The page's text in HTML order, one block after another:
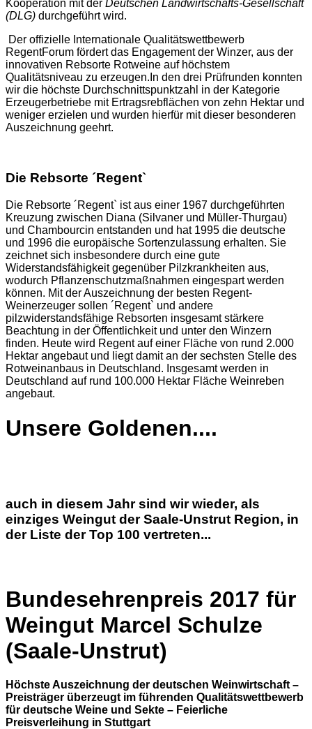
Kooperation mit der Deutschen Landwirtschafts-Gesellschaft
(DLG) durchgeführt wird.
Der offizielle Internationale Qualitätswettbewerb
RegentForum fördert das Engagement der Winzer, aus der
innovativen Rebsorte Rotweine auf höchstem
Qualitätsniveau zu erzeugen. In den drei Prüfrunden konnten
wir die höchste Durchschnittspunktzahl in der Kategorie
Erzeugerbetriebe mit Ertragsrebflächen von zehn Hektar und
weniger erzielen und wurden hierfür mit dieser besonderen
Auszeichnung geehrt.
Die Rebsorte ´Regent`
Die Rebsorte ´Regent` ist aus einer 1967 durchgeführten
Kreuzung zwischen Diana (Silvaner und Müller-Thurgau)
und Chambourcin entstanden und hat 1995 die deutsche
und 1996 die europäische Sortenzulassung erhalten. Sie
zeichnet sich insbesondere durch eine gute
Widerstandsfähigkeit gegenüber Pilzkrankheiten aus,
wodurch Pflanzenschutzmaßnahmen eingespart werden
können. Mit der Auszeichnung der besten Regent-
Weinerzeuger sollen ´Regent` und andere
pilzwiderstandsfähige Rebsorten insgesamt stärkere
Beachtung in der Öffentlichkeit und unter den Winzern
finden. Heute wird Regent auf einer Fläche von rund 2.000
Hektar angebaut und liegt damit an der sechsten Stelle des
Rotweinanbaus in Deutschland. Insgesamt werden in
Deutschland auf rund 100.000 Hektar Fläche Weinreben
angebaut.
Unsere Goldenen....
auch in diesem Jahr sind wir wieder, als
einziges Weingut der Saale-Unstrut Region, in
der Liste der Top 100 vertreten...
Bundesehrenpreis 2017 für
Weingut Marcel Schulze
(Saale-Unstrut)
Höchste Auszeichnung der deutschen Weinwirtschaft –
Preisträger überzeugt im führenden Qualitätswettbewerb
für deutsche Weine und Sekte – Feierliche
Preisverleihung in Stuttgart